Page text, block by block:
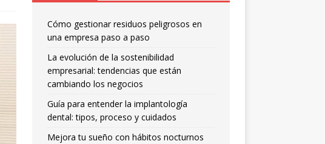
Cómo gestionar residuos peligrosos en
una empresa paso a paso
La evolución de la sostenibilidad
empresarial: tendencias que están
cambiando los negocios
Guía para entender la implantología
dental: tipos, proceso y cuidados
Mejora tu sueño con hábitos nocturnos